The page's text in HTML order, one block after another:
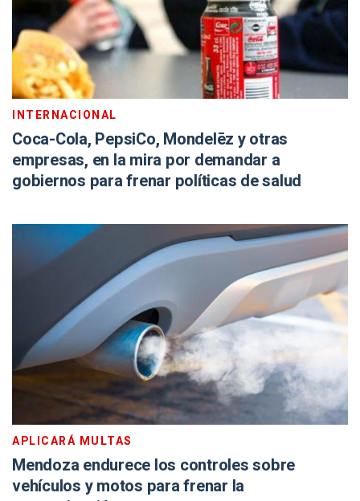
INTERNACIONAL
Coca-Cola, PepsiCo, Mondelēz y otras
empresas, en la mira por demandar a
gobiernos para frenar políticas de salud
APLICARÁ MULTAS
Mendoza endurece los controles sobre
vehículos y motos para frenar la